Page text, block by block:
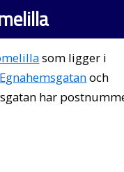
som ligger i
Egnahemsgatanoch
har